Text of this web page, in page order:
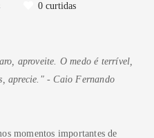
0 curtidas
aproveite. O medo é terrível,
aprecie." - Caio Fernando
momentos importantes de